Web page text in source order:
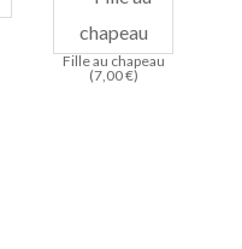
Fille au chapeau
(7,00€)